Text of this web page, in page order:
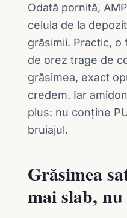
Odată pornită,
celula de la
grăsimii. Practic,
de orez trage de
grăsimea, exact
credem. Iar
plus: nu conține
bruiajul.
Grăsimea
mai slab,